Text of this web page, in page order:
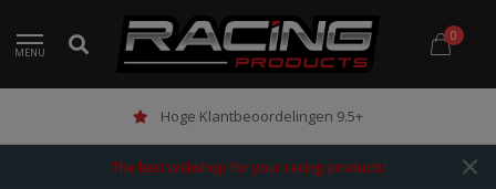
MENU
0
Hoge Klantbeoordelingen 9.5+
The best webshop for your racing products!